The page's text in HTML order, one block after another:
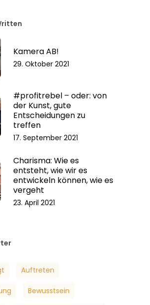
Kamera AB!
29. Oktober 2021
#profitrebel – oder: von
der Kunst, gute
Entscheidungen zu
treffen
17. September 2021
Charisma: Wie es
entsteht, wie wir es
entwickeln können, wie es
vergeht
23. April 2021
Auftreten
Bewusstsein